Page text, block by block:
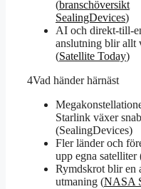
(branschöversikt
SealingDevices)
AI och direkt-till-
anslutning blir allt
(Satellite Today)
4Vad händer härnäst
Starlink växer
(SealingDevices)
Fler länder och
upp egna satelliter
Rymdskrot blir en
utmaning (NASA